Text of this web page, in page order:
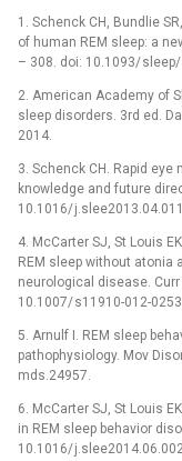
1. Schenck CH, Bundlie
of human REM sleep: a
–⁠ 308. doi: 10.1093/ sleep/
2. American Academy of
sleep disorders. 3rd ed.
2014.
3. Schenck CH. Rapid
knowledge and future
10.1016/
4. McCarter SJ, St Louis
REM sleep without
neurological dis­ease.
10.1007/ s11910-012-
5. Arnulf I. REM sleep
pathophysiology. Mov
mds.24957.
6. McCarter SJ, St Louis
in REM sleep behavior
10.1016/